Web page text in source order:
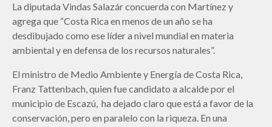
La diputada Vindas Salazár concuerda con Martínez y
agrega que “Costa Rica en menos de un año se ha
desdibujado como ese líder a nivel mundial en materia
ambiental y en defensa de los recursos naturales”.
El ministro de Medio Ambiente y Energía de Costa Rica,
Franz Tattenbach, quien fue candidato a alcalde por el
municipio de Escazú, ha dejado claro que está a favor de la
conservación, pero en paralelo con la riqueza. En una